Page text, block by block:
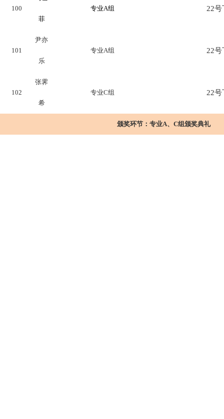
100
菲
专业A组 22号
101
尹亦
乐
专业A组 22号
102
张霁
希
专业C组 22号
颁奖环节： 专业A、C组颁奖典礼